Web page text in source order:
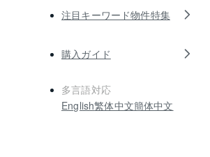
注目キーワード物件特集
購入ガイド
多言語対応
English繁体中文簡体中文